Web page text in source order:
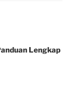
Lengkap